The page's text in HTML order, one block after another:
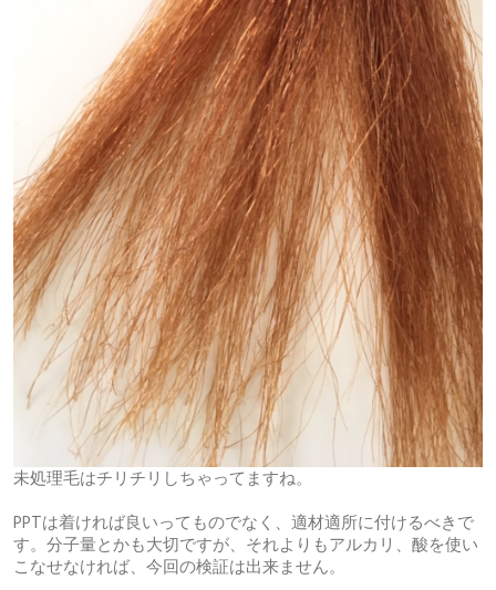
未処理毛はチリチリしちゃってますね。
PPTは着ければ良いってものでなく、適材適所に付けるべきで
す。分子量とかも大切ですが、それよりもアルカリ、酸を使い
こなせなければ、今回の検証は出来ません。